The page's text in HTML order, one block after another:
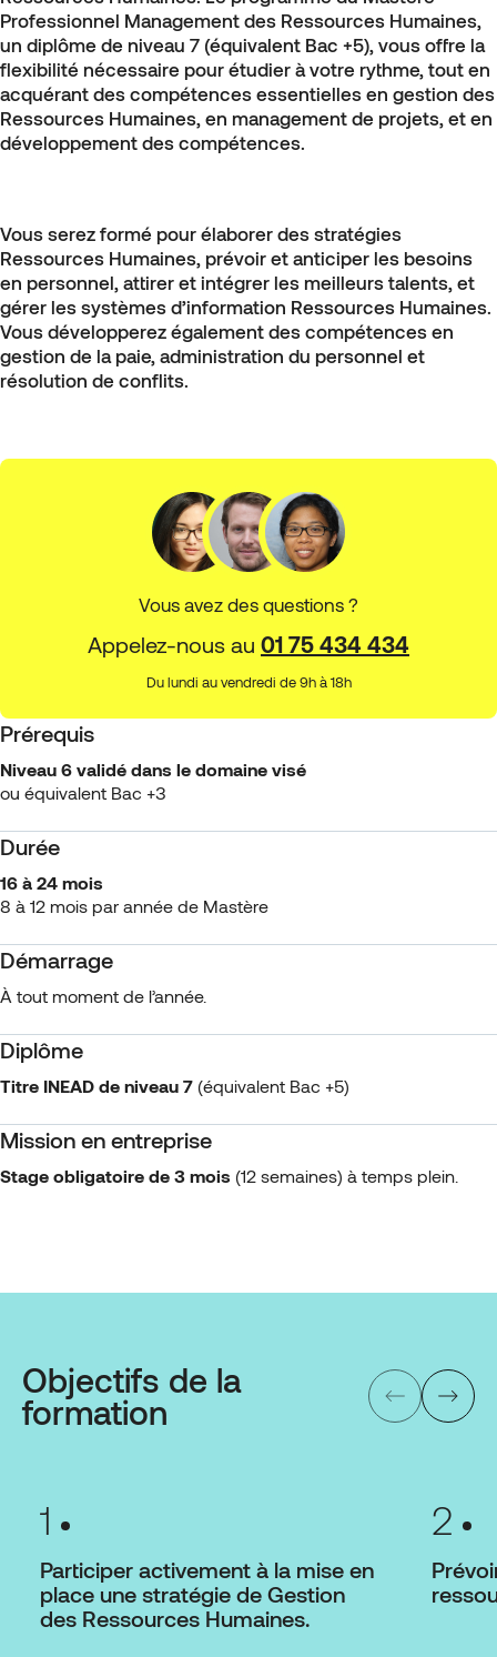
Professionnel Management des Ressources Humaines,
un diplôme de niveau 7 (équivalent Bac +5), vous offre la
flexibilité nécessaire pour étudier à votre rythme, tout en
acquérant des compétences essentielles en gestion des
Ressources Humaines, en management de projets, et en
développement des compétences.
Vous serez formé pour élaborer des stratégies
Ressources Humaines, prévoir et anticiper les besoins
en personnel, attirer et intégrer les meilleurs talents, et
gérer les systèmes d’information Ressources Humaines.
Vous développerez également des compétences en
gestion de la paie, administration du personnel et
résolution de conflits.
Vous avez des questions ?
Appelez-nous au 01 75 434 434
Du lundi au vendredi de 9h à 18h
Prérequis
Niveau 6 validé dans le domaine visé
ou équivalent Bac +3
Durée
16 à 24 mois
8 à 12 mois par année de Mastère
Démarrage
À tout moment de l’année.
Diplôme
Titre INEAD de niveau 7 (équivalent Bac +5)
Mission en entreprise
Stage obligatoire de 3 mois (12 semaines) à temps plein.
Objectifs de la
formation
1
Participer activement à la mise en
place une stratégie de Gestion
des Ressources Humaines.
2